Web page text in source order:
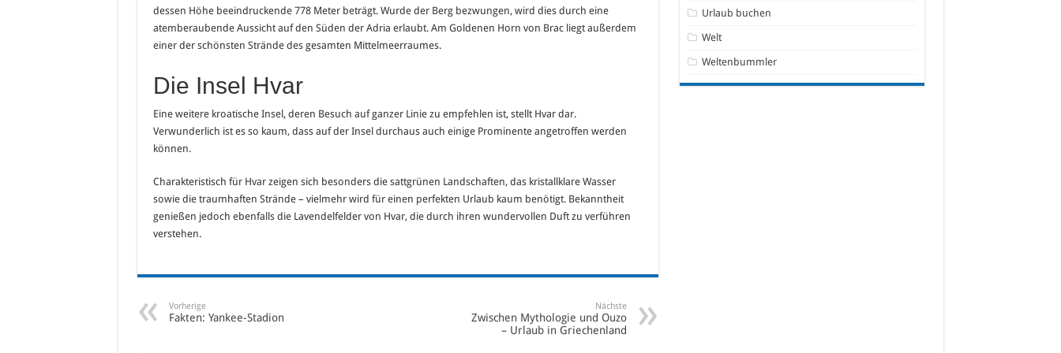
dessen Höhe beeindruckende 778 Meter beträgt. Wurde der Berg bezwungen, wird dies durch eine
atemberaubende Aussicht auf den Süden der Adria erlaubt. Am Goldenen Horn von Brac liegt außerdem
einer der schönsten Strände des gesamten Mittelmeerraumes.
Die Insel Hvar
Eine weitere kroatische Insel, deren Besuch auf ganzer Linie zu empfehlen ist, stellt Hvar dar.
Verwunderlich ist es so kaum, dass auf der Insel durchaus auch einige Prominente angetroffen werden
können.
Charakteristisch für Hvar zeigen sich besonders die sattgrünen Landschaften, das kristallklare Wasser
sowie die traumhaften Strände – vielmehr wird für einen perfekten Urlaub kaum benötigt. Bekanntheit
genießen jedoch ebenfalls die Lavendelfelder von Hvar, die durch ihren wundervollen Duft zu verführen
verstehen.
Vorherige
Fakten: Yankee-Stadion
Nächste
Zwischen Mythologie und Ouzo
– Urlaub in Griechenland
Urlaub buchen
Welt
Weltenbummler